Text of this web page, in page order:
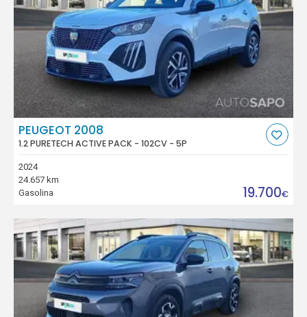
PEUGEOT 2008
1.2 PURETECH ACTIVE PACK - 102CV - 5P
2024
24.657 km
Gasolina
19.700€